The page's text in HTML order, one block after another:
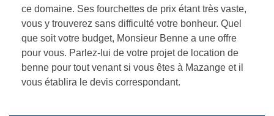
ce domaine. Ses fourchettes de prix étant très vaste,
vous y trouverez sans difficulté votre bonheur. Quel
que soit votre budget, Monsieur Benne a une offre
pour vous. Parlez-lui de votre projet de location de
benne pour tout venant si vous êtes à Mazange et il
vous établira le devis correspondant.